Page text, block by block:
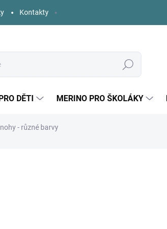
Kontakty
Hledat
DĚTI MERINO PRO ŠKOLÁKY
- různé barvy